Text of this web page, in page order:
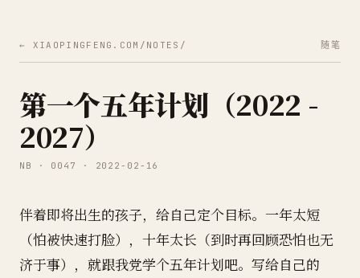
← XIAOPINGFENG.COM/NOTES/ 随笔
第一个五年计划（2022 -
2027）
NB · 0047 · 2022-02-16
伴着即将出生的孩子，给自己定个目标。一年太短
（怕被快速打脸），十年太长（到时再回顾恐怕也无
济于事），就跟我党学个五年计划吧。写给自己的